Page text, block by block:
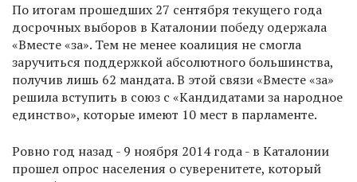
По итогам прошедших 27 сентября текущего года
досрочных выборов в Каталонии победу одержала
«Вместе «за». Тем не менее коалиция не смогла
заручиться поддержкой абсолютного большинства,
получив лишь 62 мандата. В этой связи «Вместе «за»
решила вступить в союз с «Кандидатами за народное
единство», которые имеют 10 мест в парламенте.
Ровно год назад - 9 ноября 2014 года - в Каталонии
прошел опрос населения о суверенитете, который